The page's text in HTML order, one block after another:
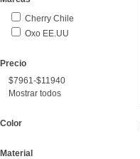
Cherry Chile
Oxo EE.UU
Precio
$7961-$11940
Mostrar todos
Color
Material